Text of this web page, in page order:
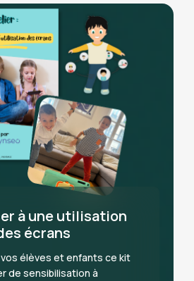
à une utilisation
écrans
élèves et enfants ce kit
de sensibilisation à